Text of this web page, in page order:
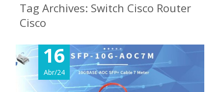
Tag Archives: Switch Cisco Router
Cisco
16
Abr/24